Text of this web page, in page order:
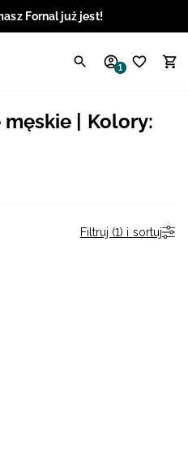
Fornal już jest!
1
| Kolory:
Filtruj (1) i sortuj
Angielski / USD